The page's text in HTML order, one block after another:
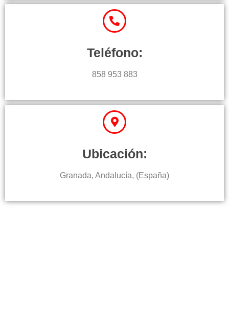
Teléfono:
858 953 883
Ubicación:
Granada, Andalucía, (España)